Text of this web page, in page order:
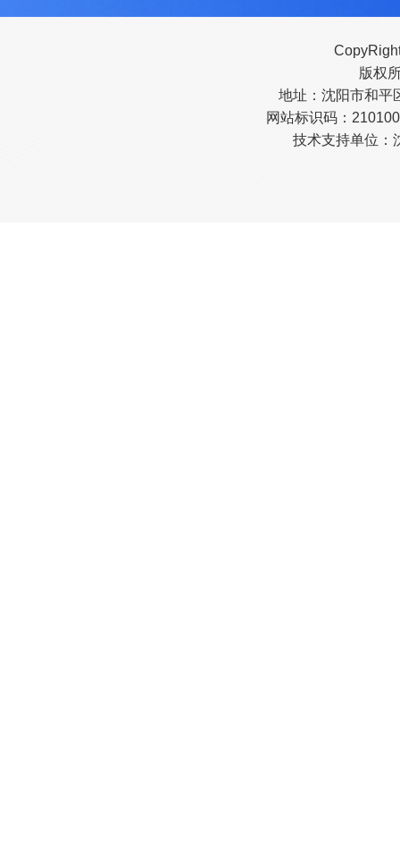
版权
地址：沈阳市和平
网站标识码：
技术支持单位：